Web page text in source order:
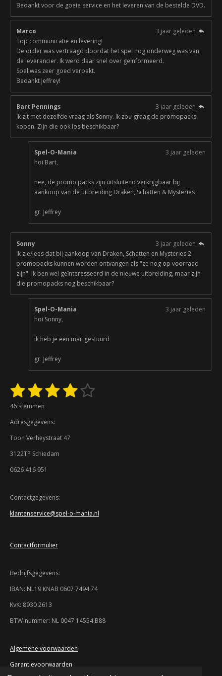
Bedankt voor de goeie service en het leveren van de bestelde DVD.
Marco
3 jaar geleden
Top communicatie en levering!
De order was vertraagd doordat het spel nog onderweg was van
de leverancier. Ik werd daar snel over geïnformeerd.
Spel was zeer goed verpakt.
Bedankt Jeffrey!
Bart Pennings
3 jaar geleden
Ik zit met dezelfde vraag als Sonny. Ik zou graag de promopacks
kopen. Zijn die ook los beschikbaar?
Spel-O-Mania
3 jaar geleden
hoi Bart,
nee, de promo packs zijn uitsluitend verkrijgbaar bij
aankoop van de uitbreiding Draken, Schatten & Mysteries
gr. Jeffrey
Sonny
3 jaar geleden
Ik zie/lees dat bij aankoop van Draken, Schatten en Mysteries 2
promopacks kunnen worden ontvangen als "ze nog op voorraad
zijn". Ik ben wel geïnteresseerd in de nieuwe uitbreiding, maar zijn
die promopacks nog beschikbaar?
Spel-O-Mania
3 jaar geleden
hoi Sonny,
ik heb je een mail gestuurd
gr. Jeffrey
R
t
n
g
3
.
4
8
0
9
5
s
e
r
n
1
s
t
e
r
2
s
t
e
r
r
n
3
t
e
r
r
n
4
e
5
46 stemmen
Adresgegevens:
Toon Verheystraat 47
3122TP Schiedam
0626 416 951
Contactgegevens:
klantenservice@spel-o-mania.nl
Contactformulier
Bedrijfsgegevens:
IBAN: NL19 KNAB 0607 7494 74
KvK: 8930 2613
BTW-nummer: NL 0047 14554 B88
Algemene voorwaarden
Garantievoorwaarden